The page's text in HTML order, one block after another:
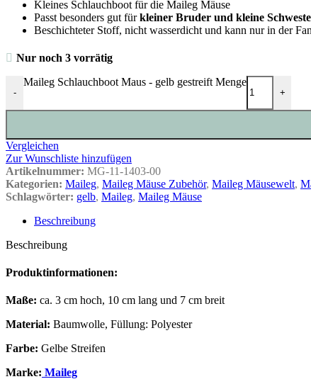
Kleines Schlauchboot für die Maileg Mäuse
Passt besonders gut fürkleiner Bruder und kleine
Beschichteter Stoff, nicht wasserdicht und kann nur in der
Nur noch 3 vorrätig
-
Maileg Schlauchboot Maus - gelb gestreift Menge
+
Vergleichen
Zur Wunschliste hinzufügen
Artikelnummer: MG-11-1403-00
Kategorien: Maileg, Maileg Mäuse Zubehör, Maileg Mäusewelt,
Schlagwörter: gelb, Maileg, Maileg Mäuse
Beschreibung
Beschreibung
Produktinformationen:
Maße: ca. 3 cm hoch, 10 cm lang und 7 cm breit
Material: Baumwolle, Füllung: Polyester
Farbe: Gelbe Streifen
Marke: Maileg